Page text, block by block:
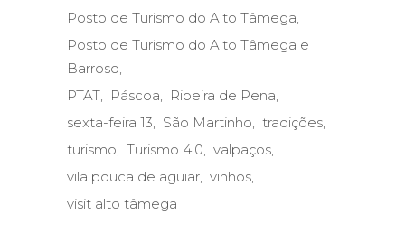
Posto de Turismo do Alto Tâmega
Posto de Turismo do Alto Tâmega e
Barroso
PTAT
Páscoa
Ribeira de Pena
sexta-feira 13
São Martinho
tradições
turismo
Turismo 4.0
valpaços
vila pouca de aguiar vinhos
visit alto tâmega